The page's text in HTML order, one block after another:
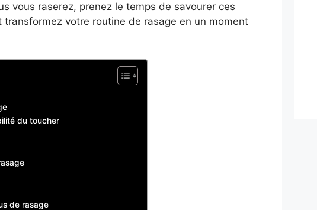
vous raserez, prenez le temps de savourer ces
votre routine de rasage en un moment
du toucher
de rasage